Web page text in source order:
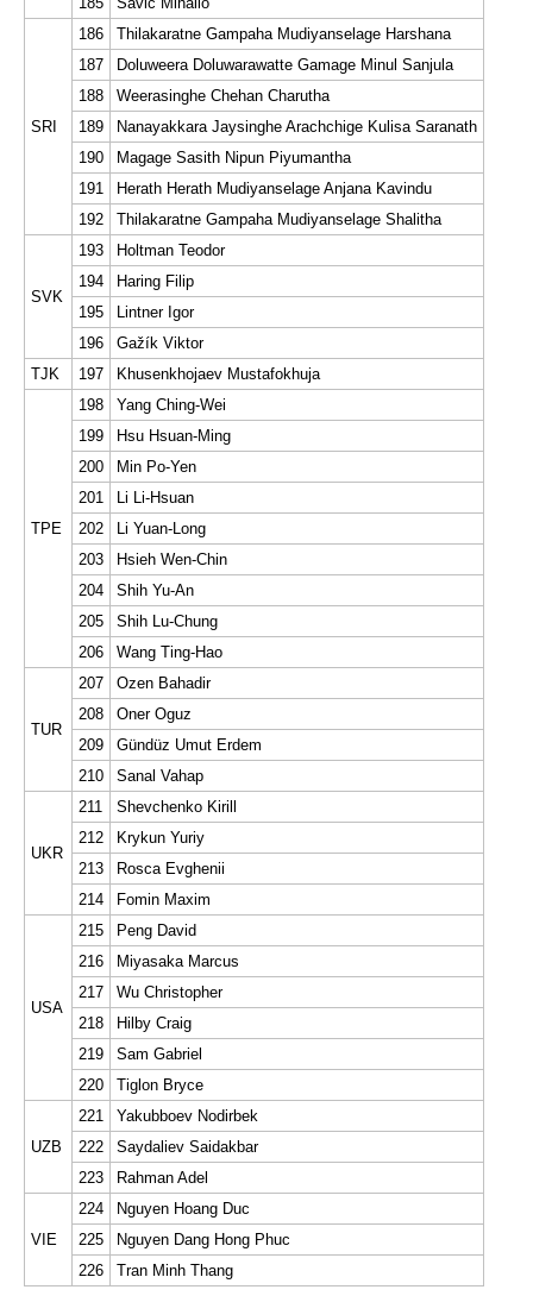
SRI
186
Thilakaratne Gampaha Mudiyanselage Harshana
187
Doluweera Doluwarawatte Gamage Minul Sanjula
188
Weerasinghe Chehan Charutha
189
Nanayakkara Jaysinghe Arachchige Kulisa Saranath
190
Magage Sasith Nipun Piyumantha
191
Herath Herath Mudiyanselage Anjana Kavindu
192
Thilakaratne Gampaha Mudiyanselage Shalitha
SVK
193
Holtman Teodor
194
Haring Filip
195
Lintner Igor
196
Gažík Viktor
TJK
197 Khusenkhojaev Mustafokhuja
TPE
198
Yang Ching-Wei
199
Hsu Hsuan-Ming
200
Min Po-Yen
201
Li Li-Hsuan
202
Li Yuan-Long
203
Hsieh Wen-Chin
204
Shih Yu-An
205
Shih Lu-Chung
206
Wang Ting-Hao
TUR
207
Ozen Bahadir
208
Oner Oguz
209
Gündüz Umut Erdem
210
Sanal Vahap
UKR
211
Shevchenko Kirill
212
Krykun Yuriy
213
Rosca Evghenii
214
Fomin Maxim
USA
215
Peng David
216
Miyasaka Marcus
217
Wu Christopher
218
Hilby Craig
219
Sam Gabriel
220
Tiglon Bryce
UZB
221
Yakubboev Nodirbek
222
Saydaliev Saidakbar
223
Rahman Adel
VIE
224
Nguyen Hoang Duc
225
Nguyen Dang Hong Phuc
226
Tran Minh Thang